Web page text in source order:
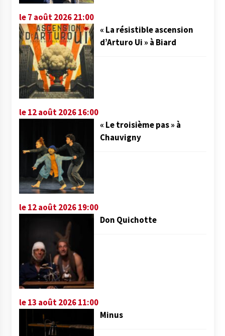
le 7 août 2026 21:00
« La résistible ascension
d’Arturo Ui » à Biard
le 12 août 2026 16:00
« Le troisième pas » à
Chauvigny
le 12 août 2026 19:00
Don Quichotte
le 13 août 2026 11:00
Minus